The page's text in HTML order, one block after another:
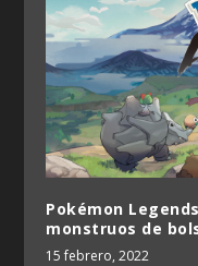
Pokémon
monstruos de
15 febrero, 2022